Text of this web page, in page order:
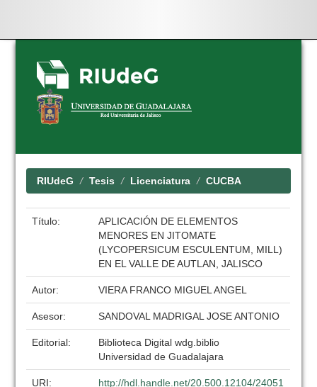
Skip
navigation
RIUdeG Tesis Licenciatura CUCBA
Título:
APLICACIÓN DE ELEMENTOS
MENORES EN JITOMATE
(LYCOPERSICUM ESCULENTUM, MILL)
EN EL VALLE DE AUTLAN, JALISCO
Autor: VIERA FRANCO MIGUEL ANGEL
Asesor: SANDOVAL MADRIGAL JOSE ANTONIO
Editorial:
Biblioteca Digital wdg.biblio
Universidad de Guadalajara
URI:
http://hdl.handle.net/20.500.12104/24051